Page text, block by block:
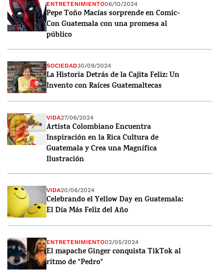
ENTRETENIMIENTO06/10/2024
Pepe Toño Macías sorprende en Comic-
Con Guatemala con una promesa al
público
SOCIEDAD30/09/2024
La Historia Detrás de la Cajita Feliz: Un
Invento con Raíces Guatemaltecas
VIDA27/06/2024
Artista Colombiano Encuentra
Inspiración en la Rica Cultura de
Guatemala y Crea una Magnífica
Ilustración
VIDA20/06/2024
Celebrando el Yellow Day en Guatemala:
El Día Más Feliz del Año
ENTRETENIMIENTO02/05/2024
El mapache Ginger conquista TikTok al
ritmo de "Pedro"